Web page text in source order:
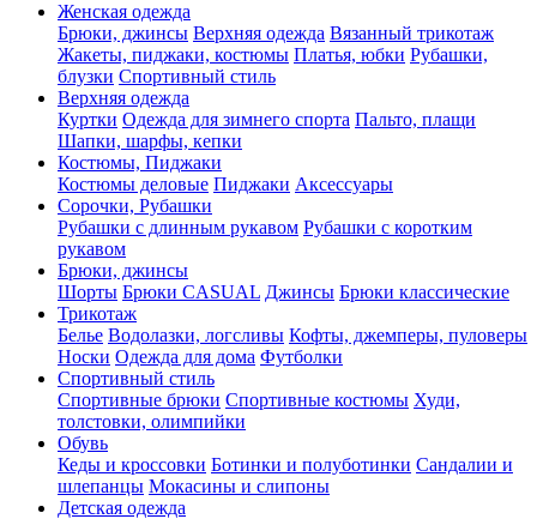
Женская одежда
Брюки, джинсы Верхняя одежда Вязанный трикотаж
Жакеты, пиджаки, костюмы Платья, юбки Рубашки,
блузки Спортивный стиль
Верхняя одежда
Куртки Одежда для зимнего спорта Пальто, плащи
Шапки, шарфы, кепки
Костюмы, Пиджаки
Костюмы деловые Пиджаки Аксессуары
Сорочки, Рубашки
Рубашки с длинным рукавом Рубашки с коротким
рукавом
Брюки, джинсы
Шорты Брюки CASUAL Джинсы Брюки классические
Трикотаж
Белье Водолазки, логсливы Кофты, джемперы, пуловеры
Носки Одежда для дома Футболки
Спортивный стиль
Спортивные брюки Спортивные костюмы Худи,
толстовки, олимпийки
Обувь
Кеды и кроссовки Ботинки и полуботинки Сандалии и
шлепанцы Мокасины и слипоны
Детская одежда